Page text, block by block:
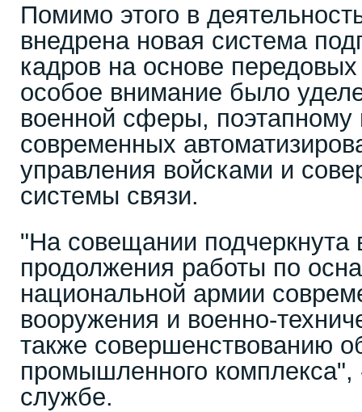
Помимо этого в
внедрена новая система
кадров на основе
особое внимание было
военной сферы, поэтапному
современных
управления войсками и
системы связи.
"На совещании подчеркнута
продолжения работы по
национальной армии
вооружения и военно-
также совершенствованию
промышленного комплекса",
службе.